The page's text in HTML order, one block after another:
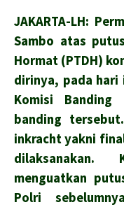
JAKARTA-LH:
Sambo atas
Hormat (PTDH)
dirinya, pada hari
Komisi Banding
banding
inkracht yakni
dilaksanakan.
menguatkan
Polri